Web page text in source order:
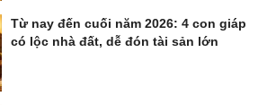
Từ nay đến cuối năm 2026: 4 con giáp
có lộc nhà đất, dễ đón tài sản lớn